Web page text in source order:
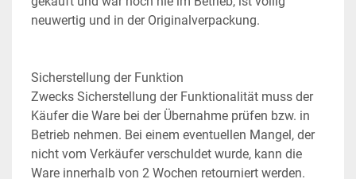
neuwertig und in der Originalverpackung.
Sicherstellung der Funktion
Zwecks Sicherstellung der Funktionalität muss der
Käufer die Ware bei der Übernahme prüfen bzw. in
Betrieb nehmen. Bei einem eventuellen Mangel, der
nicht vom Verkäufer verschuldet wurde, kann die
Ware innerhalb von 2 Wochen retourniert werden.